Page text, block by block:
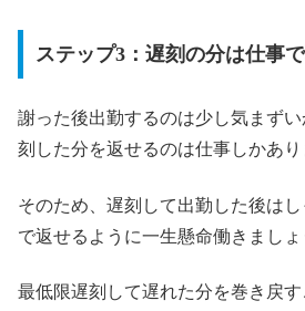
ステップ3：遅刻の分は仕事
謝った後出勤するのは少し気まず
刻した分を返せるのは仕事しかあり
そのため、遅刻して出勤した後は
で返せるように一生懸命働きましょ
最低限遅刻して遅れた分を巻き戻